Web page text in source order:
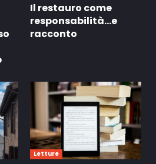
Il restauro come
responsabilità…e
racconto
Letture